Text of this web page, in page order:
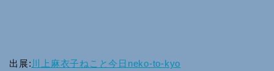
出展: 川上麻衣子ねこと今日neko-to-kyo